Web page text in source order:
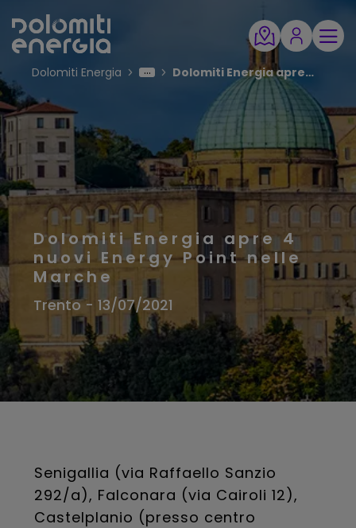
Dolomiti Energia Dolomiti Energia apre 4 nuovi point nelle Marche
Dolomiti Energia apre 4
nuovi Energy Point nelle
Marche
Trento - 13/07/2021
Senigallia (via Raffaello Sanzio
292/a), Falconara (via Cairoli 12),
Castelplanio (presso centro